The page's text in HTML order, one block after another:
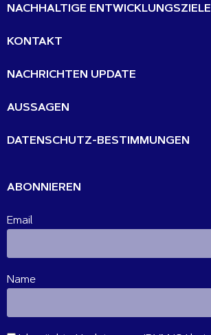
NACHHALTIGE ENTWICKLUNGSZIELE
KONTAKT
NACHRICHTEN UPDATE
AUSSAGEN
DATENSCHUTZ-BESTIMMUNGEN
ABONNIEREN
Email
Name